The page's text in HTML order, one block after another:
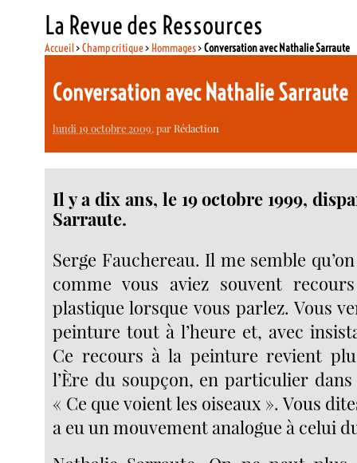
La Revue des Ressources
Accueil>Champ critique> Hommages>Conversation avec Nathalie Sarraute
Conversation avec Nathalie Sarraute
lundi 19 octobre 2009, parRédaction
Il y a dix ans, le 19 octobre 1999,
Sarraute.
Serge Fauchereau. Il me semble
comme vous aviez souvent
plastique lorsque vous parlez. Vous
peinture tout à l’heure et, avec
Ce recours à la peinture revient
l’Ère du soupçon, en particulier
« Ce que voient les oiseaux ». Vous
a eu un mouvement analogue à celui